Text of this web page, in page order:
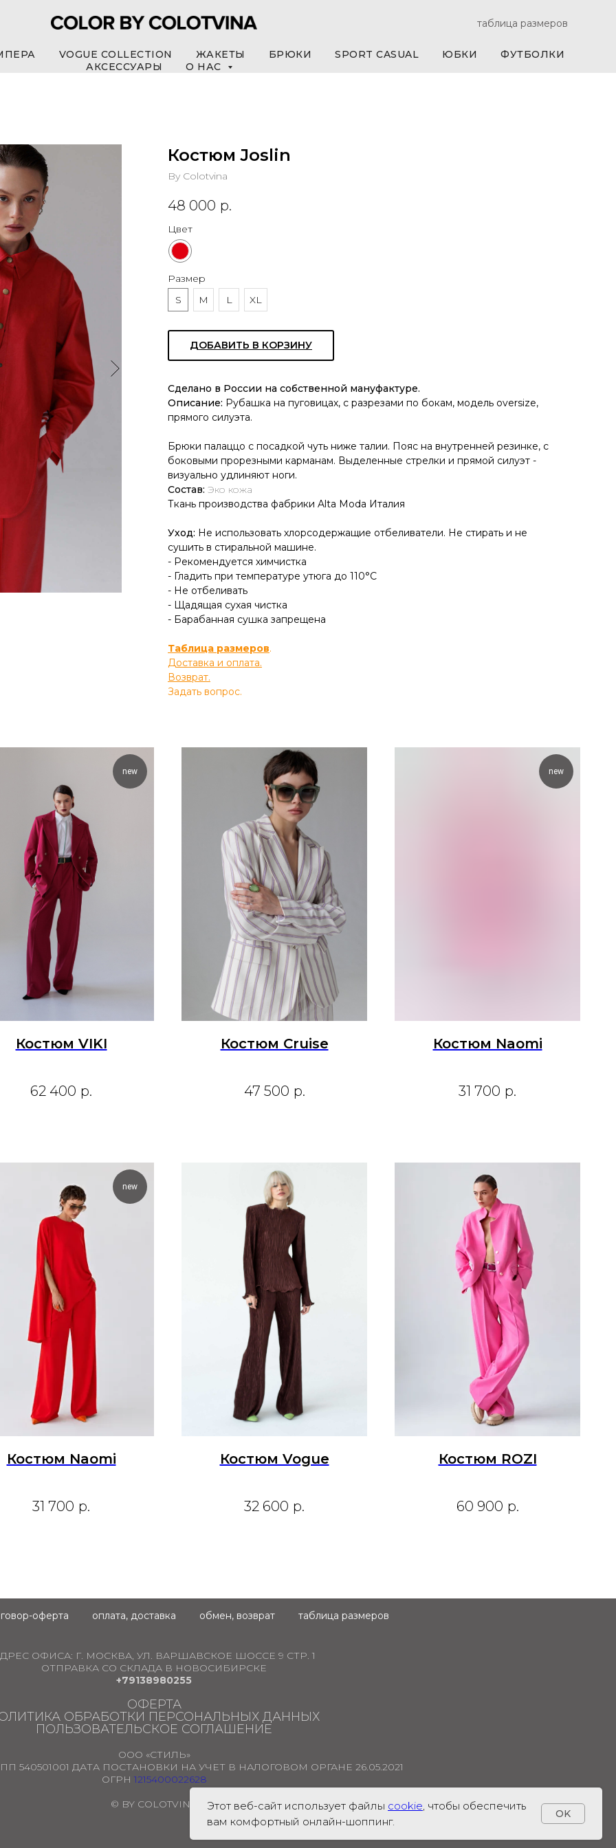
Этот веб-сайт использует файлы cookie, чтобы обеспечить
вам комфортный онлайн-шоппинг.
OK
таблица размеров
VOGUE COLLECTION ЖАКЕТЫ БРЮКИ SPORT CASUAL ЮБКИ
ФУТБОЛКИ
АКСЕССУАРЫ
О НАС
Костюм Joslin
By Colotvina
48 000 р.
Цвет
Размер
S
M L XL
ДОБАВИТЬ В КОРЗИНУ
Сделано в России на собственной мануфактуре.
Описание: Рубашка на пуговицах, с разрезами по бокам, модель oversize,
прямого силуэта.
Брюки палаццо с посадкой чуть ниже талии. Пояс на внутренней резинке, с
боковыми прорезными карманам. Выделенные стрелки и прямой силуэт -
визуально удлиняют ноги.
Состав: Эко кожа
Ткань производства фабрики Alta Moda Италия
Уход: Не использовать хлорсодержащие отбеливатели. Не стирать и не
сушить в стиральной машине.
- Рекомендуется химчистка
- Гладить при температуре утюга до 110°C
- Не отбеливать
- Щадящая сухая чистка
- Барабанная сушка запрещена
Таблица размеров.
Доставка и оплата.
Возврат.
Задать вопрос.
new
Костюм VIKI
62 400 р.
Костюм Cruise
47 500 р.
new
Костюм Naomi
31 700 р.
new
Костюм Naomi
31 700 р.
Костюм Vogue
32 600 р.
Костюм ROZI
60 900 р.
оферта оплата, доставка обмен, возврат таблица размеров
ОФИСА: Г. МОСКВА, УЛ. ВАРШАВСКОЕ ШОССЕ 9 СТР. 1
ОТПРАВКА СО СКЛАДА В НОВОСИБИРСКЕ
+79138980255
ОФЕРТА
ОБРАБОТКИ ПЕРСОНАЛЬНЫХ ДАННЫХ
ПОЛЬЗОВАТЕЛЬСКОЕ СОГЛАШЕНИЕ
ООО «СТИЛЬ»
540501001 ДАТА ПОСТАНОВКИ НА УЧЕТ В НАЛОГОВОМ ОРГАНЕ 26.05.2021
ОГРН 1215400022628
© BY COLOTVINA